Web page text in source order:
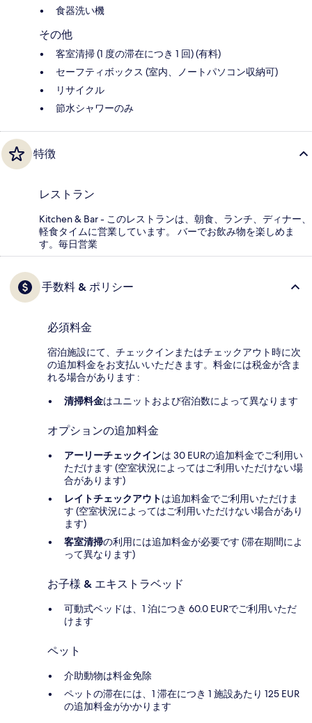
食器洗い機
その他
客室清掃 (1 度の滞在につき 1 回) (有料)
セーフティボックス (室内、ノートパソコン収納可)
リサイクル
節水シャワーのみ
特徴
レストラン
Kitchen & Bar - このレストランは、朝食、ランチ、ディナー、
軽食タイムに営業しています。 バーでお飲み物を楽しめま
す。毎日営業
手数料 & ポリシー
必須料金
宿泊施設にて、チェックインまたはチェックアウト時に次
の追加料金をお支払いいただきます。料金には税金が含ま
れる場合があります :
清掃料金はユニットおよび宿泊数によって異なります
オプションの追加料金
アーリーチェックインは 30 EURの追加料金でご利用い
ただけます (空室状況によってはご利用いただけない場
合があります)
レイトチェックアウトは追加料金でご利用いただけま
す (空室状況によってはご利用いただけない場合があり
ます)
客室清掃の利用には追加料金が必要です (滞在期間によ
って異なります)
お子様 & エキストラベッド
可動式ベッドは、1 泊につき 60.0 EURでご利用いただ
けます
ペット
介助動物は料金免除
ペットの滞在には、1 滞在につき 1 施設あたり 125 EUR
の追加料金がかかります